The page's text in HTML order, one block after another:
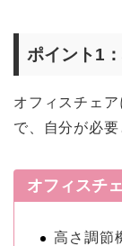
ポイント1
オフィスチェ
で、自分が必
オフィスチ
高さ調節